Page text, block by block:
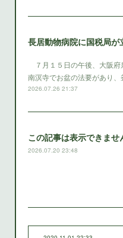
長居動物病院に国税局が
７月１５日の午後、大阪
南溟寺でお盆の法要があり
2026.07.26 21:37
この記事は表示できませ
2026.07.20 23:48